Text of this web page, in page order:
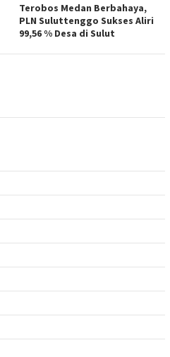
Terobos Medan Berbahaya,
PLN Suluttenggo Sukses Aliri
99,56 % Desa di Sulut